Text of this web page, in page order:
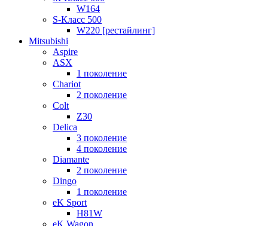
W164
S-Класс 500
W220 [рестайлинг]
Mitsubishi
Aspire
ASX
1 поколение
Chariot
2 поколение
Colt
Z30
Delica
3 поколение
4 поколение
Diamante
2 поколение
Dingo
1 поколение
eK Sport
H81W
eK Wagon